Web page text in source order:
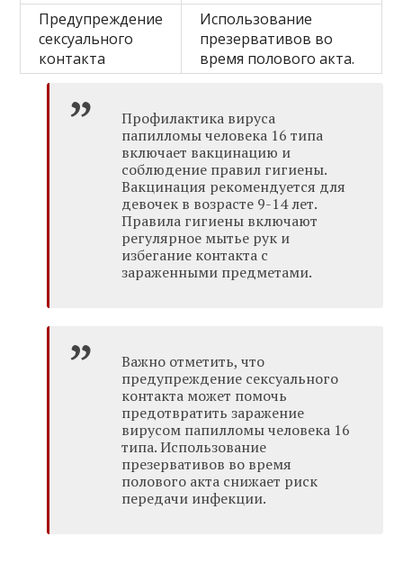
Предупреждение
сексуального
контакта
Использование
презервативов во
время полового акта.
Профилактика вируса
папилломы человека 16 типа
включает вакцинацию и
соблюдение правил гигиены.
Вакцинация рекомендуется для
девочек в возрасте 9-14 лет.
Правила гигиены включают
регулярное мытье рук и
избегание контакта с
зараженными предметами.
Важно отметить, что
предупреждение сексуального
контакта может помочь
предотвратить заражение
вирусом папилломы человека 16
типа. Использование
презервативов во время
полового акта снижает риск
передачи инфекции.